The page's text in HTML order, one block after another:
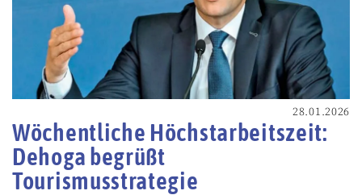
28.01.2026
Wöchentliche Höchstarbeitszeit:
Dehoga begrüßt
Tourismusstrategie